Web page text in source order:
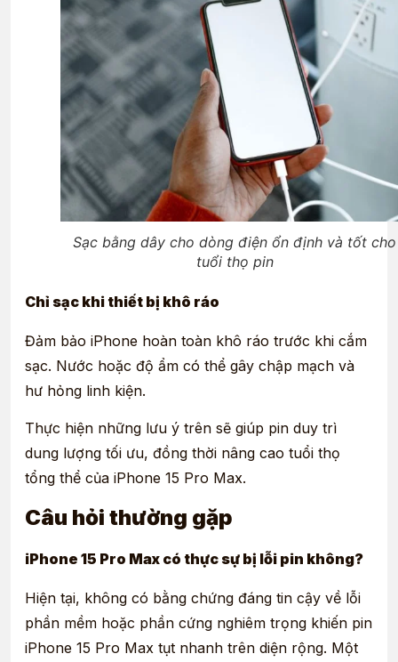
Sạc bằng dây cho dòng điện ổn định và tốt cho
tuổi thọ pin
Chỉ sạc khi thiết bị khô ráo
Đảm bảo iPhone hoàn toàn khô ráo trước khi cắm
sạc. Nước hoặc độ ẩm có thể gây chập mạch và
hư hỏng linh kiện.
Thực hiện những lưu ý trên sẽ giúp pin duy trì
dung lượng tối ưu, đồng thời nâng cao tuổi thọ
tổng thể của iPhone 15 Pro Max.
Câu hỏi thường gặp
iPhone 15 Pro Max có thực sự bị lỗi pin không?
Hiện tại, không có bằng chứng đáng tin cậy về lỗi
phần mềm hoặc phần cứng nghiêm trọng khiến pin
iPhone 15 Pro Max tụt nhanh trên diện rộng. Một